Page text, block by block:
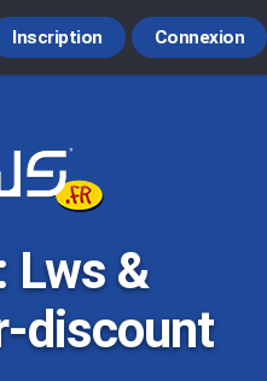
Connexion
Inscription
Lws &
discount